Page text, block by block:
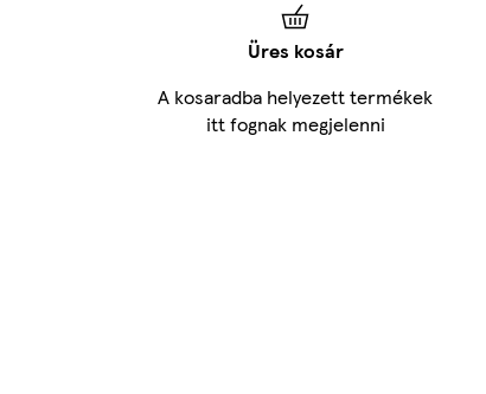
Üres kosár
A kosaradba helyezett termékek
itt fognak megjelenni